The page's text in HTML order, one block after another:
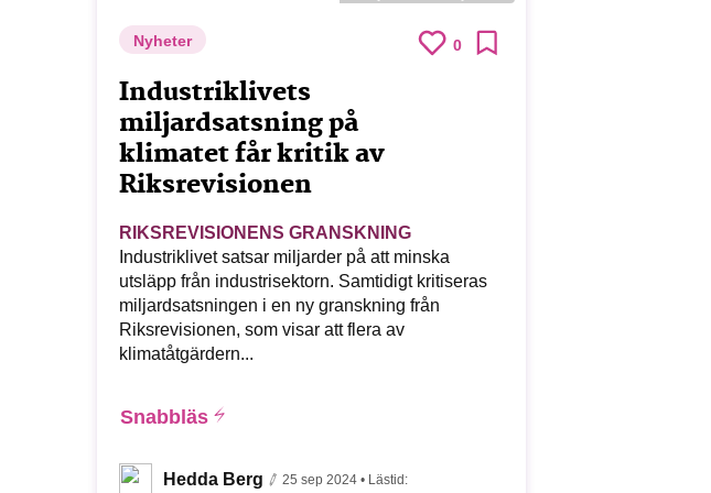
Nyheter 0
Industriklivets
miljardsatsning på
klimatet får kritik av
Riksrevisionen
RIKSREVISIONENS GRANSKNING
Industriklivet satsar miljarder på att minska
utsläpp från industrisektorn. Samtidigt kritiseras
miljardsatsningen i en ny granskning från
Riksrevisionen, som visar att flera av
klimatåtgärdern...
Snabbläs
Hedda Berg 25 sep 2024 • Lästid: